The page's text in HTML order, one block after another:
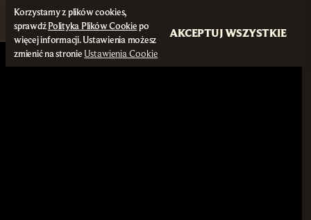
Korzystamy z plików cookies,
sprawdźPolityka Plików Cookiepo
więcej informacji. Ustawienia możesz
zmienić na stronie Ustawienia Cookie
AKCEPTUJ WSZYSTKIE